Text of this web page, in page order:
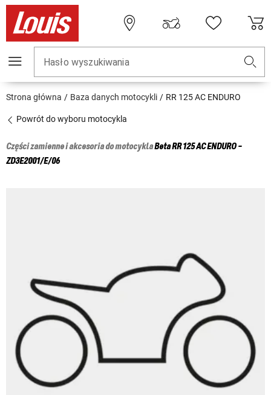
Hasło wyszukiwania
Strona główna Baza danych motocykli RR 125 AC ENDURO
Powrót do wyboru motocykla
Części zamienne i akcesoria do motocyklaBetaRR 125 AC ENDURO -
ZD3E2001/E/06